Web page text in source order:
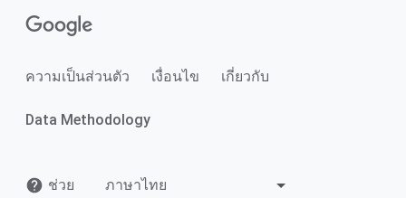
ความเป็นส่วนตัว เงื่อนไข เกี่ยวกับ
Data Methodology
ช่วย